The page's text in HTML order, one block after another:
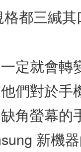
都三緘其
定就會轉
們對於手
角螢幕的
新機器